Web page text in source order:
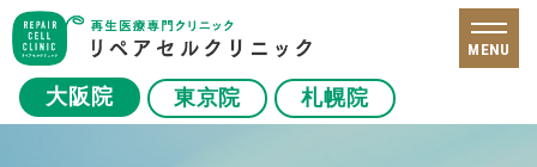
大阪院 東京院 札幌院
MENU